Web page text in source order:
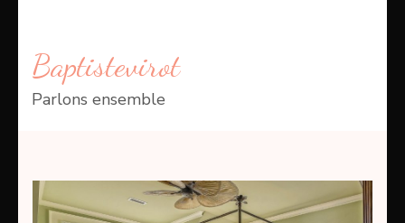
Baptistevirot
Parlons ensemble